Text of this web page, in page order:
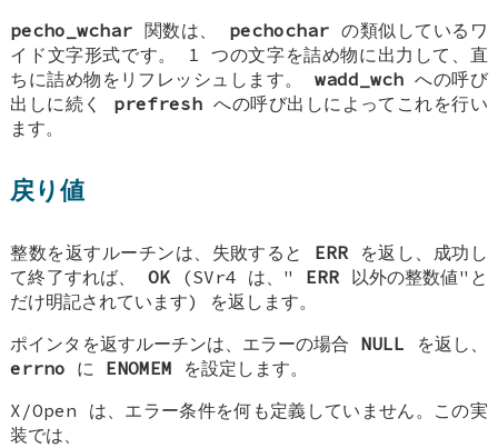
pecho_wchar 関数は、 pechochar の類似しているワ
イド文字形式です。 1 つの文字を詰め物に出力して、直
ちに詰め物をリフレッシュします。 wadd_wchへの呼び
出しに続く prefresh への呼び出しによってこれを行い
ます。
戻り値
整数を返すルーチンは、失敗すると ERR を返し、成功し
て終了すれば、 OK(SVr4 は、" ERR 以外の整数値"と
だけ明記されています) を返します。
ポインタを返すルーチンは、エラーの場合 NULL を返し、
errno に ENOMEM を設定します。
X/Open は、エラー条件を何も定義していません。この実
装では、